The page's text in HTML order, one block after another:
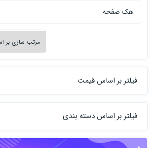
فیلتر بر اساس قیمت
فیلتر بر اساس دسته بندی